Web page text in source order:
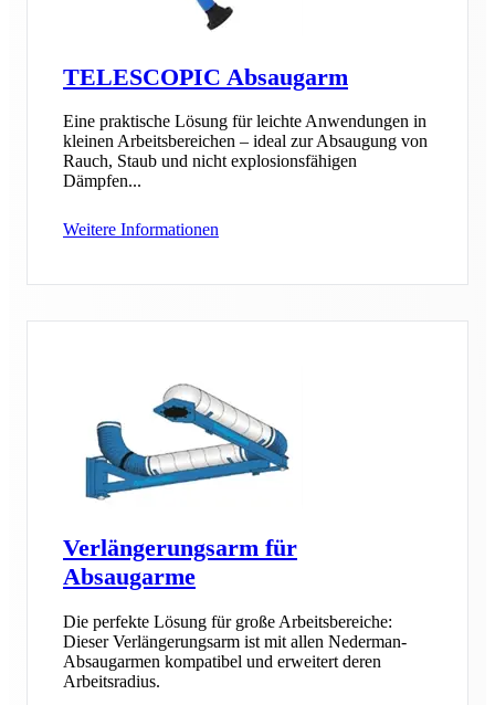
TELESCOPIC Absaugarm
Eine praktische Lösung für leichte Anwendungen in
kleinen Arbeitsbereichen – ideal zur Absaugung von
Rauch, Staub und nicht explosionsfähigen
Dämpfen...
Weitere Informationen
Verlängerungsarm für
Absaugarme
Die perfekte Lösung für große Arbeitsbereiche:
Dieser Verlängerungsarm ist mit allen Nederman-
Absaugarmen kompatibel und erweitert deren
Arbeitsradius.